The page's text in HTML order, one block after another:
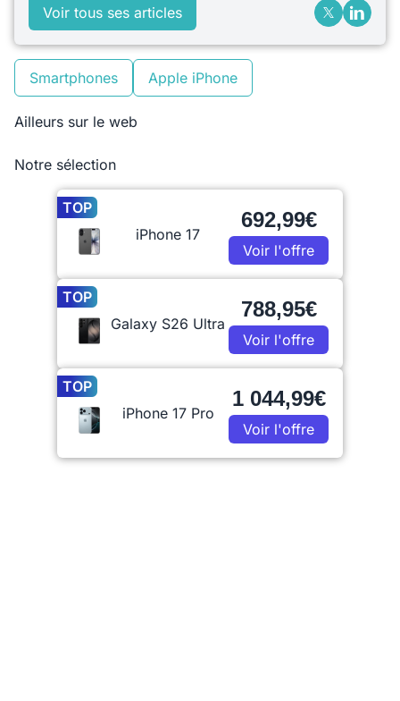
Voir tous ses articles
Smartphones Apple iPhone
Ailleurs sur le web
Notre sélection
TOP
iPhone 17
692,99€
Voir l'offre
TOP
Galaxy S26 Ultra
788,95€
Voir l'offre
TOP
iPhone 17 Pro
1 044,99€
Voir l'offre